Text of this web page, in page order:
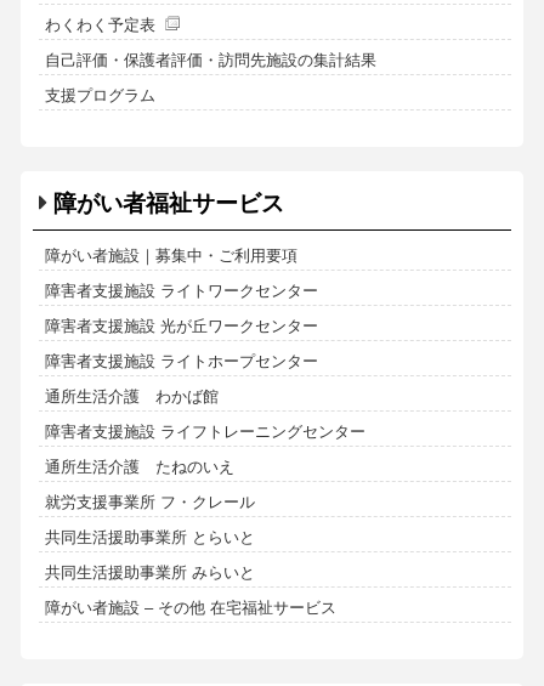
わくわく予定表
自己評価・保護者評価・訪問先施設の集計結果
支援プログラム
障がい者福祉サービス
障がい者施設｜募集中・ご利用要項
障害者支援施設 ライトワークセンター
障害者支援施設 光が丘ワークセンター
障害者支援施設 ライトホープセンター
通所生活介護 わかば館
障害者支援施設 ライフトレーニングセンター
通所生活介護 たねのいえ
就労支援事業所 フ・クレール
共同生活援助事業所 とらいと
共同生活援助事業所 みらいと
障がい者施設 – その他 在宅福祉サービス